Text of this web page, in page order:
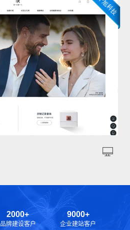
2000+
品牌建设客户
9000+
企业建站客户